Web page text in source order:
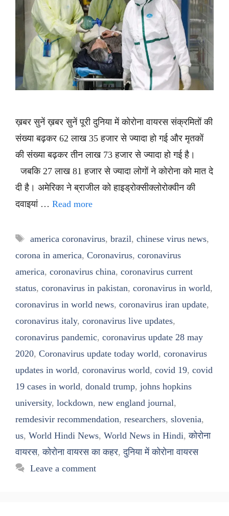
ख़बर सुनें ख़बर सुनें पूरी दुनिया में कोरोना वायरस संक्रमितों की
संख्या बढ़कर 62 लाख 35 हजार से ज्यादा हो गई और मृतकों
की संख्या बढ़कर तीन लाख 73 हजार से ज्यादा हो गई है।
जबकि 27 लाख 81 हजार से ज्यादा लोगों ने कोरोना को मात दे
दी है। अमेरिका ने ब्राजील को हाइड्रोक्सीक्लोरोक्वीन की
दवाइयां … Read more
Tags
america coronavirus, brazil, chinese virus news,
corona in america, Coronavirus, coronavirus
america, coronavirus china, coronavirus current
status, coronavirus in pakistan, coronavirus in world,
coronavirus in world news, coronavirus iran update,
coronavirus italy, coronavirus live updates,
coronavirus pandemic, coronavirus update 28 may
2020, Coronavirus update today world, coronavirus
updates in world, coronavirus world, covid 19, covid
19 cases in world, donald trump, johns hopkins
university, lockdown, new england journal,
remdesivir recommendation, researchers, slovenia,
us, World Hindi News, World News in Hindi,कोरोना
वायरस,कोरोना वायरस का कहर,दुनिया में कोरोना वायरस
Leave a comment